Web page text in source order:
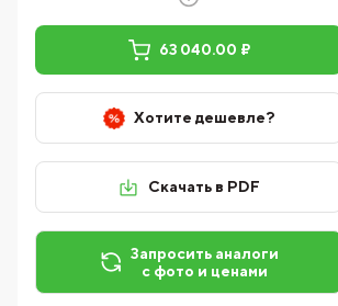
63 040.00 ₽
Хотите дешевле?
Скачать в PDF
Запросить аналоги
с фото и ценами